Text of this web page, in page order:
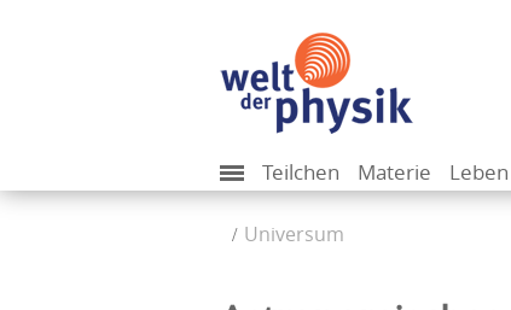
Teilchen Materie Leben
Universum